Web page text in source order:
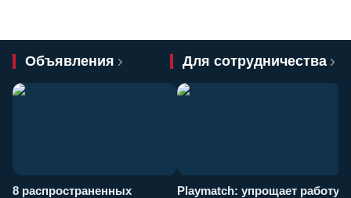
Объявления Для сотрудничества
8 распространенных
Playmatch: упрощает работу